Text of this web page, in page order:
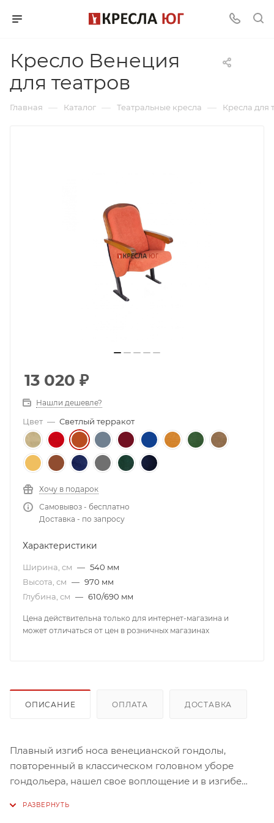
Кресло Венеция
для театров
Главная — Каталог — Театральные кресла — Кресла для
13 020 ₽
Нашли дешевле?
Цвет — Светлый терракот
Хочу в подарок
Самовывоз - бесплатно
Доставка - по запросу
Характеристики
Ширина, см — 540 мм
Высота, см — 970 мм
Глубина, см — 610/690 мм
Цена действительна только для интернет-магазина и
может отличаться от цен в розничных магазинах
ОПИСАНИЕ ОПЛАТА ДОСТАВКА
Плавный изгиб носа венецианской гондолы,
повторенный в классическом головном уборе
гондольера, нашел свое воплощение и в изгибе